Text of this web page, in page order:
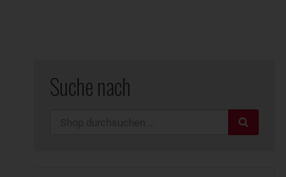
Suche nach